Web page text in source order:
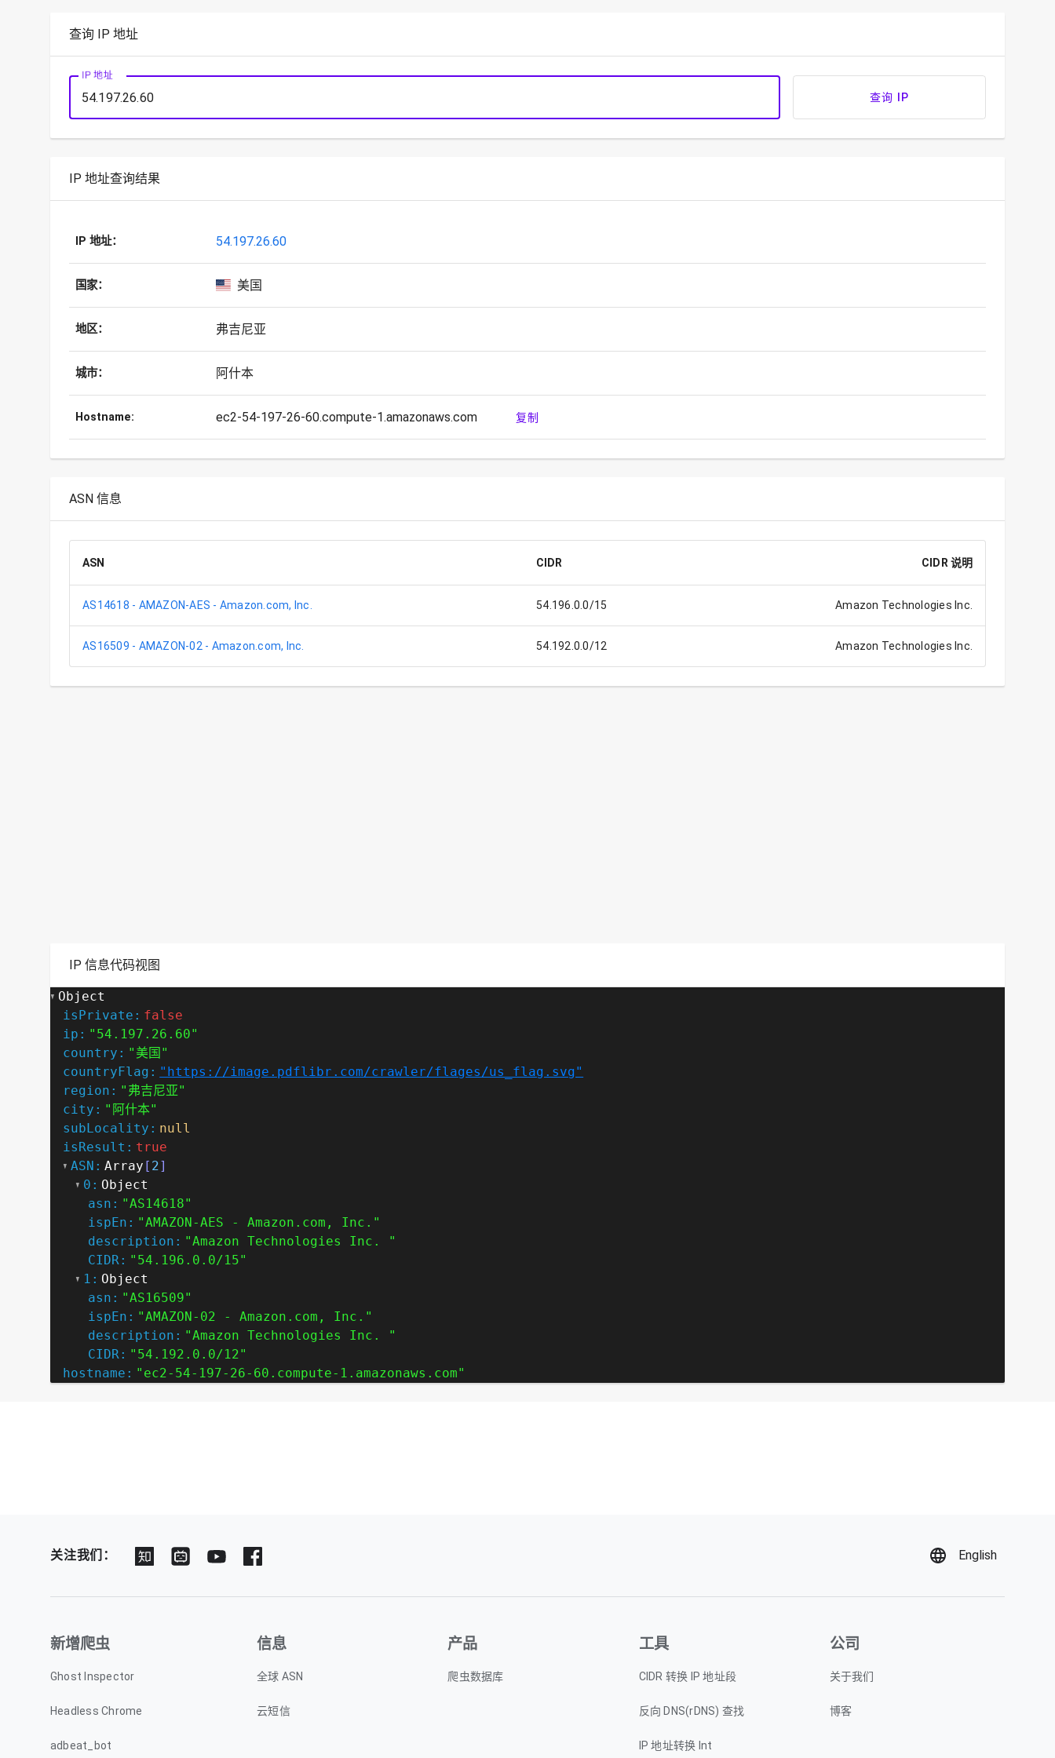
查询 IP 地址
IP 地址
查询 IP
IP 地址查询结果
IP 地址： 54.197.26.60
国家： 美国
地区： 弗吉尼亚
城市： 阿什本
Hostname: ec2-54-197-26-60.compute-1.amazonaws.com 复制
ASN 信息
ASN CIDR CIDR 说明
AS14618 - AMAZON-AES - Amazon.com, Inc. 54.196.0.0/15 Amazon Technologies Inc.
AS16509 - AMAZON-02 - Amazon.com, Inc. 54.192.0.0/12 Amazon Technologies Inc.
IP 信息代码视图
Object
isPrivate: false
ip: "54.197.26.60"
country: "美国"
countryFlag: "https://image.pdflibr.com/crawler/flages/us_flag.svg"
region: "弗吉尼亚"
city: "阿什本"
subLocality: null
isResult: true
ASN: Array [ 2]
0: Object
asn: "AS14618"
ispEn: "AMAZON-AES - Amazon.com, Inc."
description: "Amazon Technologies Inc. "
CIDR: "54.196.0.0/15"
1: Object
asn: "AS16509"
ispEn: "AMAZON-02 - Amazon.com, Inc."
description: "Amazon Technologies Inc. "
CIDR: "54.192.0.0/12"
hostname: "ec2-54-197-26-60.compute-1.amazonaws.com"
关注我们： English
新增爬虫
Ghost Inspector
Headless Chrome
adbeat_bot
信息
全球 ASN
云短信
产品
爬虫数据库
工具
CIDR 转换 IP 地址段
反向 DNS(rDNS) 查找
IP 地址转换 Int
公司
关于我们
博客